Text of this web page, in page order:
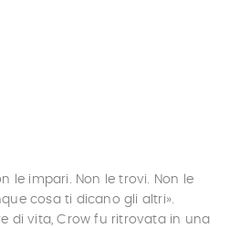
le impari. Non le trovi. Non le
cosa ti dicano gli altri».
di vita, Crow fu ritrovata in una